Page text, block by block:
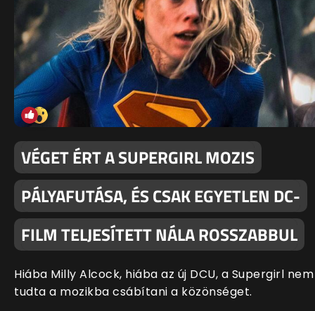
VÉGET ÉRT A SUPERGIRL MOZIS
PÁLYAFUTÁSA, ÉS CSAK EGYETLEN DC-
FILM TELJESÍTETT NÁLA ROSSZABBUL
Hiába Milly Alcock, hiába az új DCU, a Supergirl nem
tudta a mozikba csábítani a közönséget.